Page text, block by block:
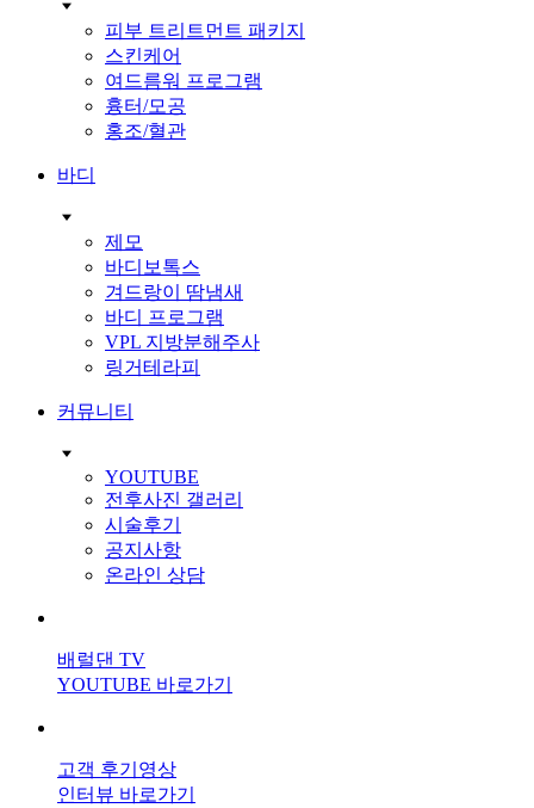
피부 트리트먼트 패키지
스킨케어
여드름워 프로그램
흉터/모공
홍조/혈관
바디
제모
바디보톡스
겨드랑이 땀냄새
바디 프로그램
VPL 지방분해주사
링거테라피
커뮤니티
YOUTUBE
전후사진 갤러리
시술후기
공지사항
온라인 상담
배럴댄 TV
YOUTUBE 바로가기
고객 후기영상
인터뷰 바로가기